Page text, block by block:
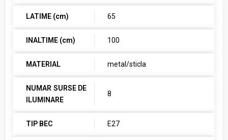
LATIME (cm) 65
INALTIME (cm) 100
MATERIAL metal/sticla
NUMAR SURSE DE
ILUMINARE
8
TIP BEC E27